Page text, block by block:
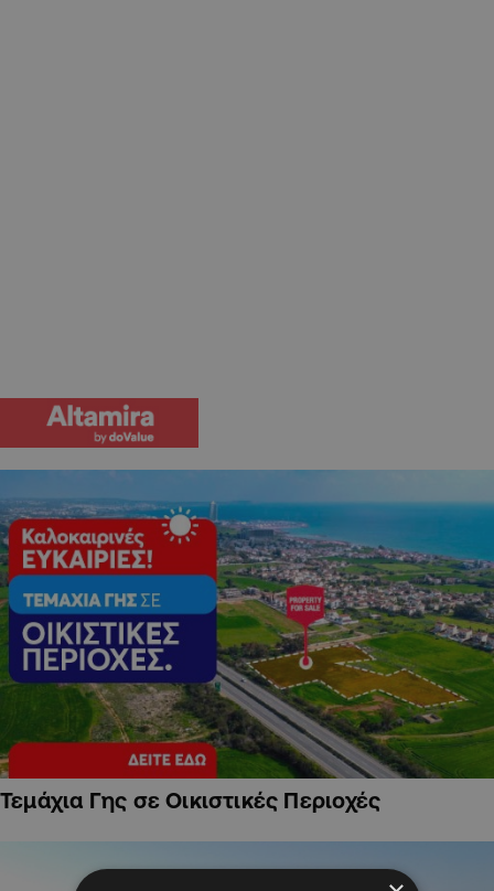
Τεμάχια Γης σε Οικιστικές Περιοχές